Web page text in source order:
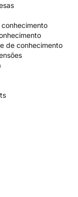
de conhecimento